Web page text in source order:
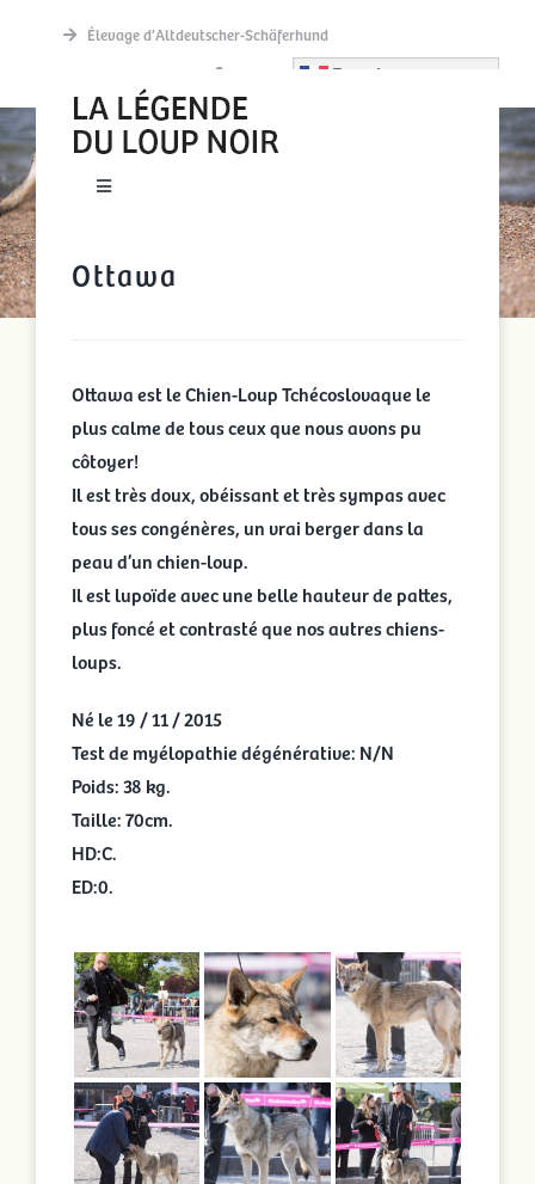
Élevage d’Altdeutscher-Schäferhund
French
Toggle
New accueil
Découvrir
La meute
Portées en cours
Portées archivées
Infos pratiques
Activités
Rechercher:
OTTAWA
Ottawa
Ottawa est le Chien-Loup Tchécoslovaque le
plus calme de tous ceux que nous avons pu
côtoyer!
Il est très doux, obéissant et très sympas avec
tous ses congénères, un vrai berger dans la
peau d’un chien-loup.
Il est lupoïde avec une belle hauteur de pattes,
plus foncé et contrasté que nos autres chiens-
loups.
Né le 19 / 11 / 2015
Test de myélopathie dégénérative: N/N
Poids: 38 kg.
Taille: 70cm.
HD:C.
ED:0.